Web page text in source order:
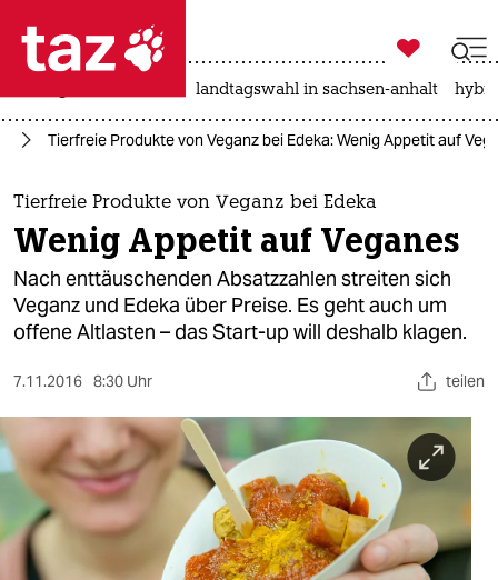
 taz zahl ich
taz zahl ich
themen
politik
öko
sport
berlin
nord

taz zahl ich
landtagswahl in sachsen-anhalt
Tierfreie Produkte von Veganz bei Edeka: Wenig Appetit auf
Tierfreie Produkte von Veganz bei Edeka
Wenig Appetit auf Veganes
Nach enttäuschenden Absatzzahlen streiten sich
Veganz und Edeka über Preise. Es geht auch um
offene Altlasten – das Start-up will deshalb klagen.
7.11.2016 8:30 Uhr teilen